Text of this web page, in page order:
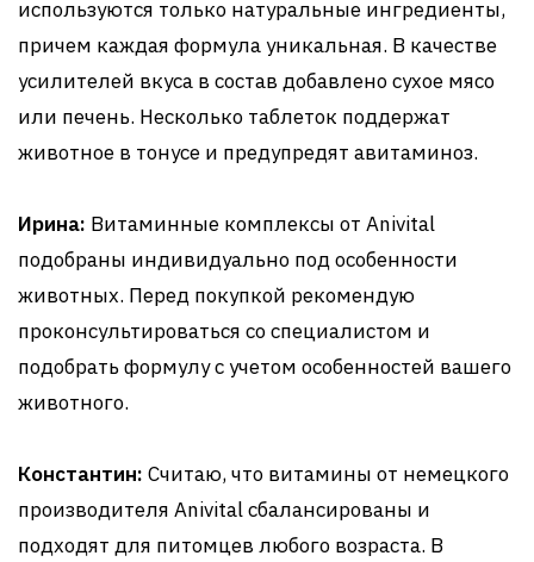
используются только натуральные ингредиенты,
причем каждая формула уникальная. В качестве
усилителей вкуса в состав добавлено сухое мясо
или печень. Несколько таблеток поддержат
животное в тонусе и предупредят авитаминоз.
Ирина: Витаминные комплексы от Anivital
подобраны индивидуально под особенности
животных. Перед покупкой рекомендую
проконсультироваться со специалистом и
подобрать формулу с учетом особенностей вашего
животного.
Константин: Считаю, что витамины от немецкого
производителя Anivital сбалансированы и
подходят для питомцев любого возраста. В